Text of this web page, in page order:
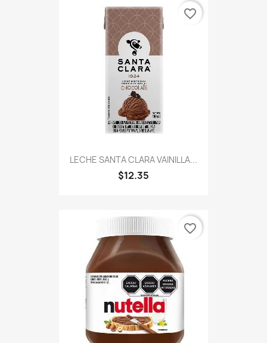
LECHE SANTA CLARA VAINILLA...
$12.35
favorite_border
favorite_border